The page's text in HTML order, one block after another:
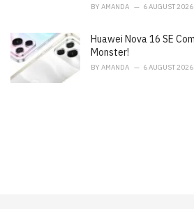
BY AMANDA 6 AUGUST 2026
Huawei Nova 16 SE
Monster!
BY AMANDA 6 AUGUST 2026